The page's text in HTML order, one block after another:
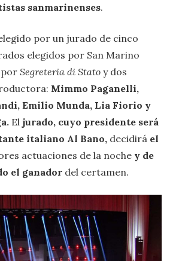
sanmarinenses.
por un jurado de cinco
elegidos por San Marino
por Segreteria di Stato y dos
Mimmo Paganelli,
Emilio Munda, Lia Fiorio y
El jurado, cuyo presidente será
italiano Al Bano, decidirá el
actuaciones de la noche y de
el ganador del certamen.